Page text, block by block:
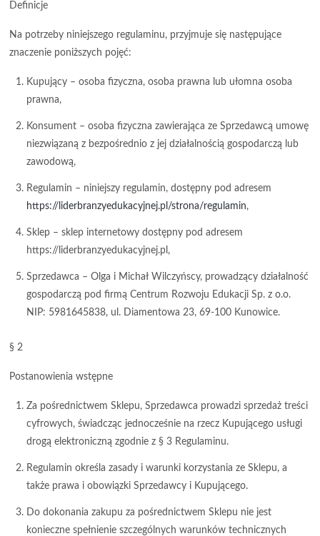
Definicje
Na potrzeby niniejszego regulaminu, przyjmuje się następujące
znaczenie poniższych pojęć:
Kupujący – osoba fizyczna, osoba prawna lub ułomna osoba
prawna,
Konsument – osoba fizyczna zawierająca ze Sprzedawcą umowę
niezwiązaną z bezpośrednio z jej działalnością gospodarczą lub
zawodową,
Regulamin – niniejszy regulamin, dostępny pod adresem
https://liderbranzyedukacyjnej.pl/strona/regulamin,
Sklep – sklep internetowy dostępny pod adresem
https://liderbranzyedukacyjnej.pl,
Sprzedawca – Olga i Michał Wilczyńscy, prowadzący działalność
gospodarczą pod firmą Centrum Rozwoju Edukacji Sp. z o.o.
NIP: 5981645838, ul. Diamentowa 23, 69-100 Kunowice.
§ 2
Postanowienia wstępne
Za pośrednictwem Sklepu, Sprzedawca prowadzi sprzedaż treści
cyfrowych, świadcząc jednocześnie na rzecz Kupującego usługi
drogą elektroniczną zgodnie z § 3 Regulaminu.
Regulamin określa zasady i warunki korzystania ze Sklepu, a
także prawa i obowiązki Sprzedawcy i Kupującego.
Do dokonania zakupu za pośrednictwem Sklepu nie jest
konieczne spełnienie szczególnych warunków technicznych